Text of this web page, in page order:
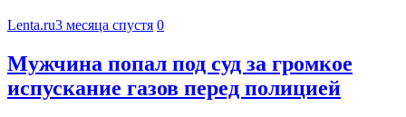
Lenta.ru3 месяца спустя 0
Мужчина попал под суд за громкое
испускание газов перед полицией